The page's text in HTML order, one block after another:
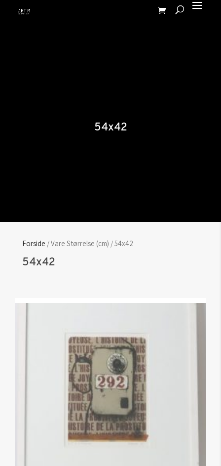
54x42
Forside / Vare Størrelse (cm) / 54x42
54x42